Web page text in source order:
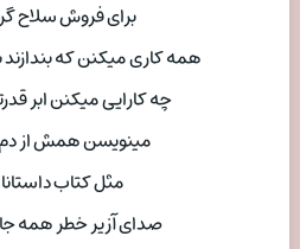
برای فروش سلاح
همه کاری میکنن که
چه کارایی میکنن ابر
مینویسن همش از دم
مثل کتاب
صدای آزیر خطر همه